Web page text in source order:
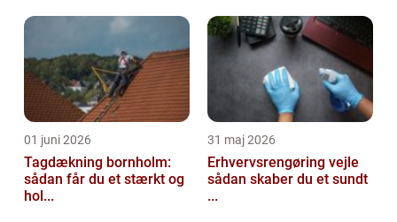
01 juni 2026
Tagdækning bornholm:
sådan får du et stærkt og
hol...
31 maj 2026
Erhvervsrengøring vejle
sådan skaber du et sundt
...